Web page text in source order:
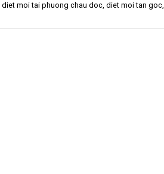
diet moi tai phuong chau doc, diet moi tan goc,